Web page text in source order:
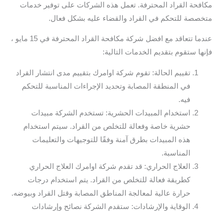
مكافحة القراد المحترفة. تعمل هذه الشركات على توفير خدمات
متخصصة للتحكم في القراد والقضاء عليه بشكل فعال.
عندما تتعاقد مع افضل شركة مكافحة القراد المحترفة في 15 مايو ،
فإنها ستقوم بتقديم الخدمات التالية:
تقييم الحالة: تقوم شركة اوامرك بتقييم مدى انتشار القراد
في المنطقة المصابة وتحديد الإجراءات المناسبة للتحكم
فيه.
استخدام المبيدات الحشرية: تستخدم الشركة مبيدات
حشرية خاصة وفعالة للتخلص من القراد. سيتم استخدام
هذه المبيدات بطرق آمنة وفقًا للتوجيهات والتعليمات
المناسبة.
العلاج الحراري: قد تقدم شركة اوامرك العلاج الحراري
كطريقة فعالة للتخلص من القراد. يتم استخدام درجات
حرارة عالية لمعالجة المناطق المصابة وقتل القراد وبيوضه.
الوقاية والإرشادات: ستقدم الشركة نصائح وإرشادات